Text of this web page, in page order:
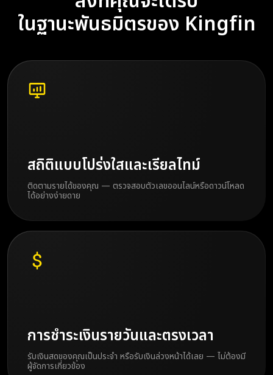
ในฐานะพันธมิตรของ Kingfin
สถิติแบบโปร่งใสและเรียลไทม์
ติดตามรายได้ของคุณ — ตรวจสอบตัวเลขออนไลน์หรือดาวน์โหลด
ได้อย่างง่ายดาย
การชำระเงินรายวันและตรงเวลา
รับเงินสดของคุณเป็นประจำ หรือรับเงินล่วงหน้าได้เลย — ไม่ต้องมี
ผู้จัดการเกี่ยวข้อง